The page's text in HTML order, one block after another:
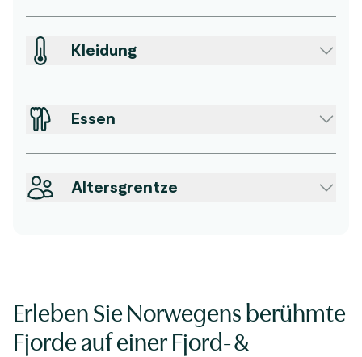
Kleidung
Essen
Altersgrentze
Erleben Sie Norwegens berühmte
Fjorde auf einer Fjord- &